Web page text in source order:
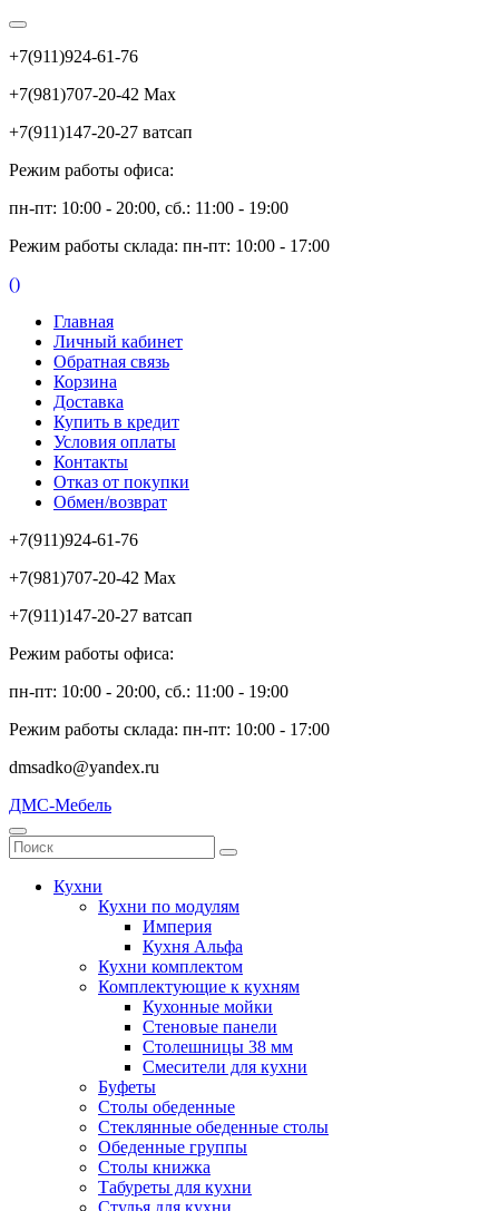
+7(911)924-61-76
+7(981)707-20-42 Max
+7(911)147-20-27 ватсап
Режим работы офиса:
пн-пт: 10:00 - 20:00, сб.: 11:00 - 19:00
Режим работы склада: пн-пт: 10:00 - 17:00
()
Главная
Личный кабинет
Обратная связь
Корзина
Доставка
Купить в кредит
Условия оплаты
Контакты
Отказ от покупки
Обмен/возврат
+7(911)924-61-76
+7(981)707-20-42 Max
+7(911)147-20-27 ватсап
Режим работы офиса:
пн-пт: 10:00 - 20:00, сб.: 11:00 - 19:00
Режим работы склада: пн-пт: 10:00 - 17:00
dmsadko@yandex.ru
ДМС-Мебель
Кухни
Кухни по модулям
Империя
Кухня Альфа
Кухни комплектом
Комплектующие к кухням
Кухонные мойки
Стеновые панели
Столешницы 38 мм
Смесители для кухни
Буфеты
Столы обеденные
Стеклянные обеденные столы
Обеденные группы
Столы книжка
Табуреты для кухни
Стулья для кухни